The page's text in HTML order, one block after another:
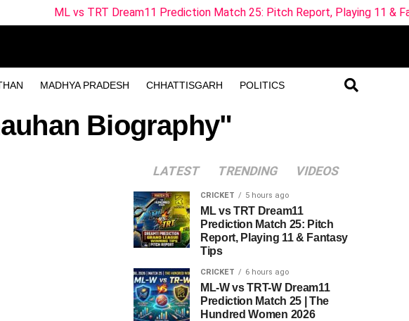
MADHYA PRADESH CHHATTISGARH POLITICS
vs TRT Dream11 Prediction Match 25: Pitch Report, Playing 11 & Fantasy Tips
Biography"
LATEST TRENDING VIDEOS
CRICKET 5 hours ago
ML vs TRT Dream11
Prediction Match 25: Pitch
Report, Playing 11 & Fantasy
Tips
CRICKET 6 hours ago
ML-W vs TRT-W Dream11
Prediction Match 25 | The
Hundred Women 2026